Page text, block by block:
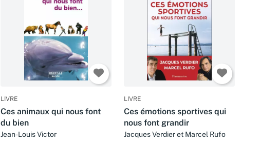
LIVRE
Ces animaux qui nous font
du bien
Jean-Louis Victor
LIVRE
Ces émotions sportives qui
nous font grandir
Jacques Verdier et Marcel Rufo